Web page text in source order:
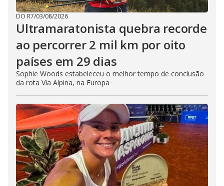
DO R7/03/08/2026
Ultramaratonista quebra recorde
ao percorrer 2 mil km por oito
países em 29 dias
Sophie Woods estabeleceu o melhor tempo de conclusão
da rota Via Alpina, na Europa